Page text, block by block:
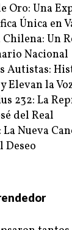
Oro: Una
Única en
Un
Nacional
Autistas:
Elevan la
232: La
del Real
Nueva
Deseo